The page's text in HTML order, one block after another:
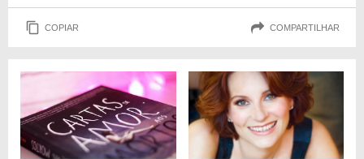
COPIAR COMPARTILHAR